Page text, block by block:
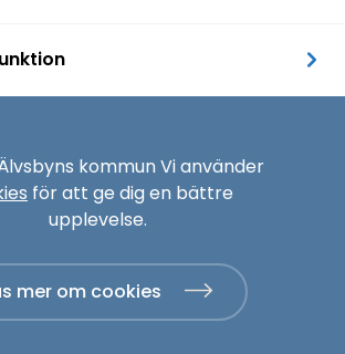
kommun Vi använder
för att ge dig en bättre
upplevelse.
mer om cookies